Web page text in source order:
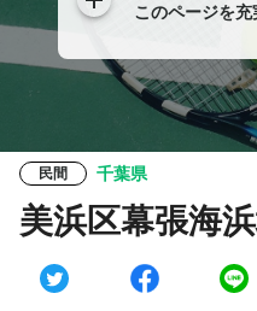
このページを充
民間 千葉県
美浜区幕張海